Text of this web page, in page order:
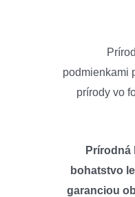
podmienkami
prírody vo
Prírodná
bohatstvo
garanciou